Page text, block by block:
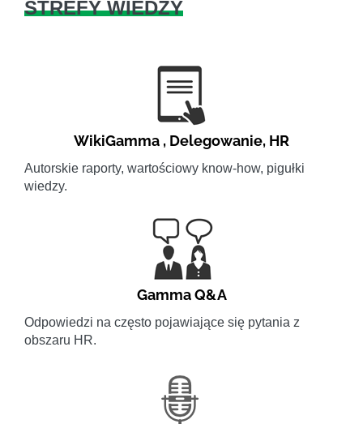
STREFY WIEDZY
WikiGamma , Delegowanie, HR
Autorskie raporty, wartościowy know-how, pigułki
wiedzy.
Gamma Q&A
Odpowiedzi na często pojawiające się pytania z
obszaru HR.